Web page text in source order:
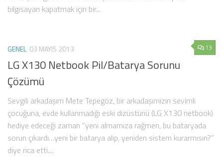
bilgisayarı kapatmak için bir...
13
GENEL 03 MAYIS 2013
LG X130 Netbook Pil/Batarya Sorunu
Çözümü
Sevgili arkadaşım Mete Tepegöz, bir arkadaşımızın sevimli
çocuğuna, evde kullanmadığı eski dizüstünü (LG X130 netbook)
hediye edeceği zaman “yeni almamıza rağmen, bu bataryada
sorun çıkardı…yeni bir batarya alıp, yeniden sistem kurarmısın?”
diye rica etti....